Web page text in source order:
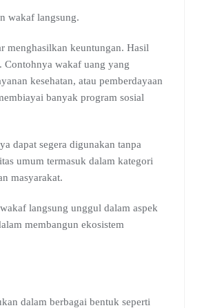
wakaf langsung.
menghasilkan keuntungan. Hasil
Contohnya wakaf uang yang
kesehatan, atau pemberdayaan
banyak program sosial
dapat segera digunakan tanpa
umum termasuk dalam kategori
masyarakat.
langsung unggul dalam aspek
membangun ekosistem
dalam berbagai bentuk seperti